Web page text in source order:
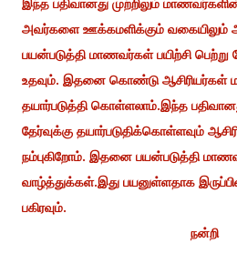
இந்த பதிவானது முற்றிலும்
அவர்களை ஊக்கமளிக்கும் வகையிலும்
பயன்படுத்தி மாணவர்கள் பயிற்சி பெற்று
உதவும். இதனை கொண்டு ஆசிரியர்கள்
தயார்படுத்தி கொள்ளலாம்.இந்த
தேர்வுக்கு தயார்படுதிக்கொள்ளவும்
நம்புகிறோம். இதனை பயன்படுத்தி
வாழ்த்துக்கள்.இது பயனுள்ளதாக
பகிரவும்.
நன்றி